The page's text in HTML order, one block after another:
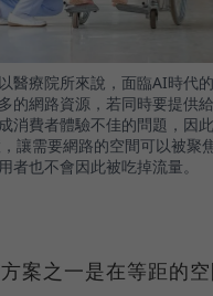
醫療院所來說，面臨AI時代
的網路資源，若同時要提供
消費者體驗不佳的問題，因
讓需要網路的空間可以被聚
者也不會因此被吃掉流量。
案之一是在等距的